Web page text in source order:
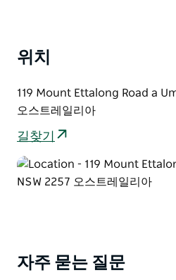
아시스처럼 꾸며져 있으며 탁
목욕을 즐길 수 있습니다. 복잡
풀고 편안하게 몸을 담그며 완
위치
119 Mount Ettalong Road a
오스트레일리아
길찾기
자주 묻는 질문